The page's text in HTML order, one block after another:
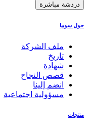
دردشة مباشرة
حول سوبيا
ملف الشركة
تاريخ
شهادة
قصص النجاح
انضم إلينا
مسؤولية اجتماعية
منتجات